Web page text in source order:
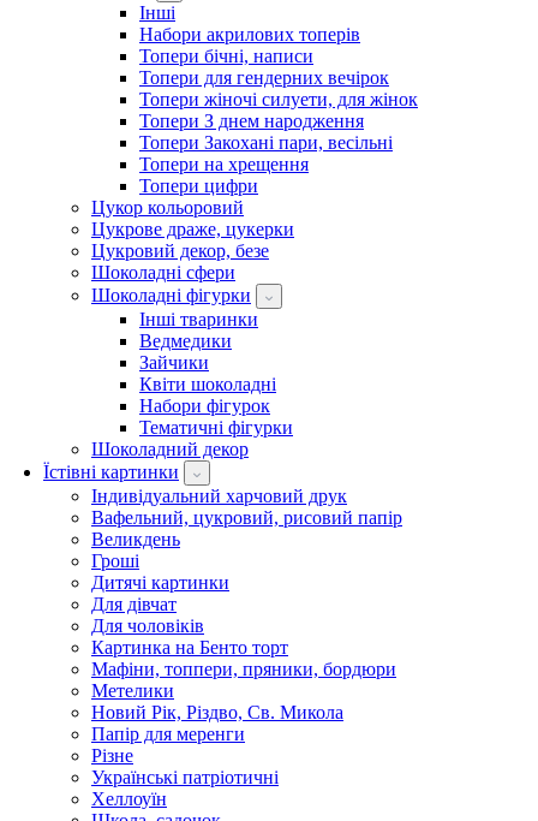
Інші
Набори акрилових топерів
Топери бічні, написи
Топери для гендерних вечірок
Топери жіночі силуети, для жінок
Топери З днем ​​народження
Топери Закохані пари, весільні
Топери на хрещення
Топери цифри
Цукор кольоровий
Цукрове драже, цукерки
Цукровий декор, безе
Шоколадні сфери
Шоколадні фігурки
Інші тваринки
Ведмедики
Зайчики
Квіти шоколадні
Набори фігурок
Тематичні фігурки
Шоколадний декор
Їстівні картинки
Індивідуальний харчовий друк
Вафельний, цукровий, рисовий папір
Великдень
Гроші
Дитячі картинки
Для дівчат
Для чоловіків
Картинка на Бенто торт
Мафіни, топпери, пряники, бордюри
Метелики
Новий Рік, Різдво, Св. Микола
Папір для меренги
Різне
Українські патріотичні
Хеллоуїн